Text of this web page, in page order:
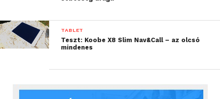
Főleg ez utóbbi kevés, mert, bár igaz, hogy
TABLET
Teszt: Koobe X8 Slim Nav&Call – az olcsó
mindenes